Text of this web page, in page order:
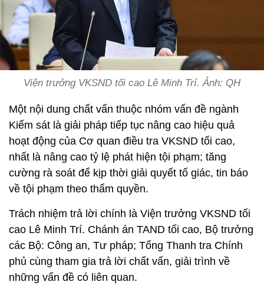
Viện trưởng VKSND tối cao Lê Minh Trí. Ảnh: QH
Một nội dung chất vấn thuộc nhóm vấn đề ngành
Kiểm sát là giải pháp tiếp tục nâng cao hiệu quả
hoạt động của Cơ quan điều tra VKSND tối cao,
nhất là nâng cao tỷ lệ phát hiện tội phạm; tăng
cường rà soát để kịp thời giải quyết tố giác, tin báo
về tội phạm theo thẩm quyền.
Trách nhiệm trả lời chính là Viện trưởng VKSND tối
cao Lê Minh Trí. Chánh án TAND tối cao, Bộ trưởng
các Bộ: Công an, Tư pháp; Tổng Thanh tra Chính
phủ cùng tham gia trả lời chất vấn, giải trình về
những vấn đề có liên quan.